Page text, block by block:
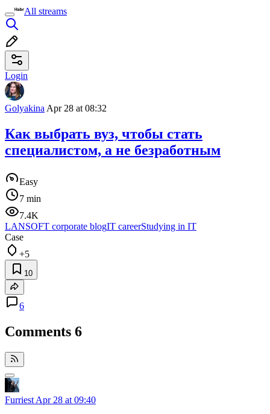
All streams
Login
Golyakina Apr 28 at 08:32
Как выбрать вуз, чтобы стать
специалистом, а не безработным
Easy
7 min
7.4K
LANSOFT corporate blogIT careerStudying in IT
Case
+5
10
6
Comments 6
Furriest Apr 28 at 09:40